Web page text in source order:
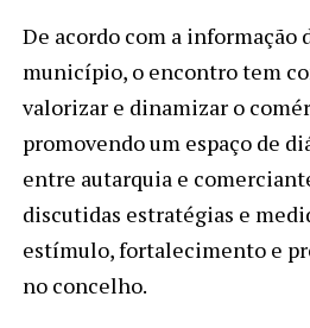
De acordo com a informação
município, o encontro tem
valorizar e dinamizar o
promovendo um espaço de
entre autarquia e
discutidas estratégias e
estímulo, fortalecimento e
no concelho.